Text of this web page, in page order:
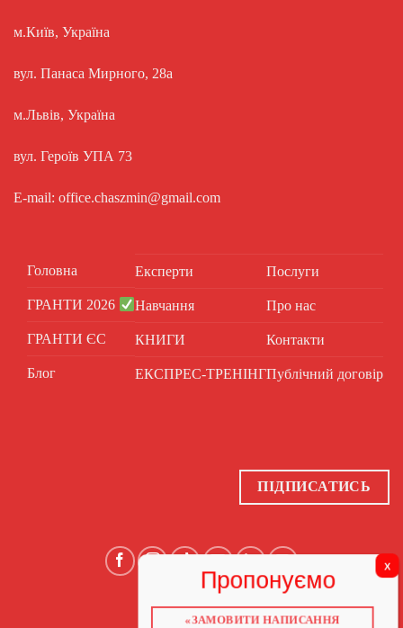
м.Київ, Україна
вул. Панаса Мирного, 28а
м.Львів, Україна
вул. Героїв УПА 73
E-mail: office.chaszmin@gmail.com
Головна
ГРАНТИ 2026
ГРАНТИ ЄС
Блог
Експерти
Навчання
КНИГИ
ЕКСПРЕС-ТРЕНІНГ
Послуги
Про нас
Контакти
Публічний договір
ПІДПИСАТИСЬ
ГОЛОВНА
«ЗАМОВИТИ НАПИСАННЯ